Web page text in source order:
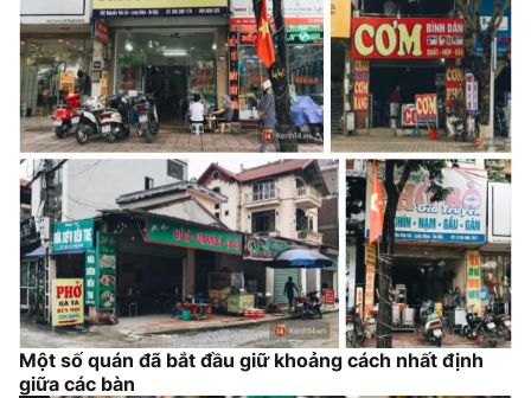
Một số quán đã bắt đầu giữ khoảng cách nhất định
giữa các bàn